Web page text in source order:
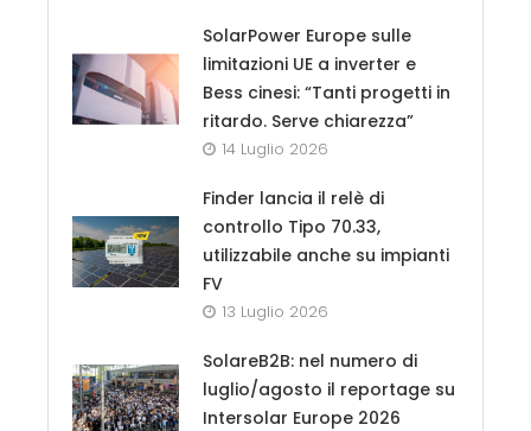
SolarPower Europe sulle
limitazioni UE a inverter e
Bess cinesi: “Tanti progetti in
ritardo. Serve chiarezza”
14 Luglio 2026
Finder lancia il relè di
controllo Tipo 70.33,
utilizzabile anche su impianti
FV
13 Luglio 2026
SolareB2B: nel numero di
luglio/agosto il reportage su
Intersolar Europe 2026